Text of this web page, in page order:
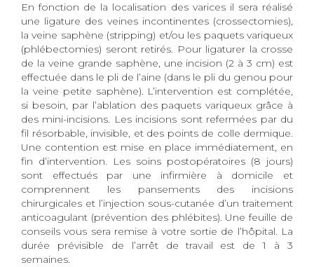
En fonction de la localisation des varices il sera réalisé
une ligature des veines incontinentes (crossectomies),
la veine saphène (stripping) et/ou les paquets variqueux
(phlébectomies) seront retirés. Pour ligaturer la crosse
de la veine grande saphène, une incision (2 à 3 cm) est
effectuée dans le pli de l’aine (dans le pli du genou pour
la veine petite saphène). L’intervention est complétée,
si besoin, par l’ablation des paquets variqueux grâce à
des mini-incisions. Les incisions sont refermées par du
fil résorbable, invisible, et des points de colle dermique.
Une contention est mise en place immédiatement, en
fin d’intervention. Les soins postopératoires (8 jours)
sont effectués par une infirmière à domicile et
comprennent les pansements des incisions
chirurgicales et l’injection sous-cutanée d’un traitement
anticoagulant (prévention des phlébites). Une feuille de
conseils vous sera remise à votre sortie de l’hôpital. La
durée prévisible de l’arrêt de travail est de 1 à 3
semaines.